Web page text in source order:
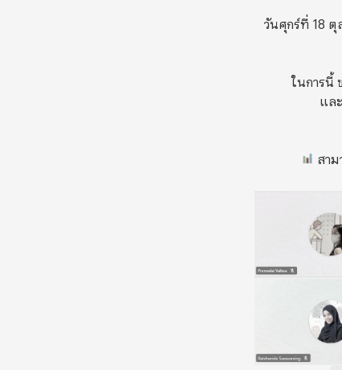
วันศุกร์ที่ 18
ในการนี้
แล
สาม